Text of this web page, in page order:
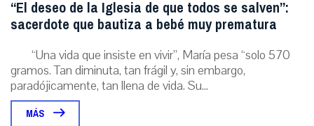
“El deseo de la Iglesia de que todos se salven”:
sacerdote que bautiza a bebé muy prematura
“Una vida que insiste en vivir”, María pesa “solo 570
gramos. Tan diminuta, tan frágil y, sin embargo,
paradójicamente, tan llena de vida. Su...
MÁS